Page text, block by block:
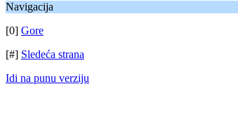
Navigacija
[0] Gore
[#] Sledeća strana
Idi na punu verziju